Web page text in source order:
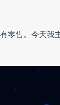
零售。今天我